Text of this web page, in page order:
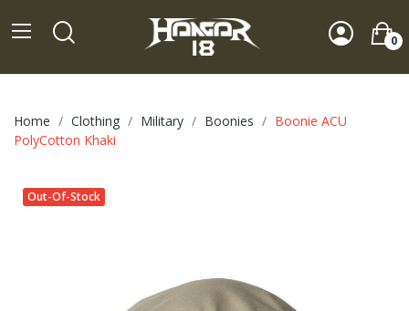
0
Home Clothing Military Boonies
Boonie ACU
PolyCotton Khaki
Out-Of-Stock